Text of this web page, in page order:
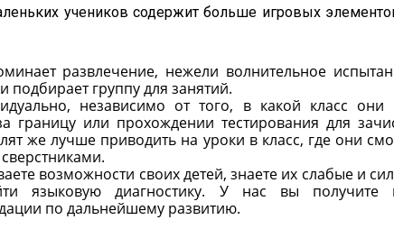
учеников содержит больше игровых
развлечение, нежели волнительное
подбирает группу для занятий.
независимо от того, в какой класс они
границу или прохождении тестирования для
же лучше приводить на уроки в класс, где они
возможности своих детей, знаете их слабые и
языковую диагностику. У нас вы получите
по дальнейшему развитию.